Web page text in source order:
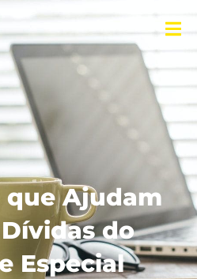
que Ajudam
do
Especial